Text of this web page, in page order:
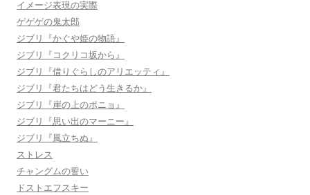
イメージ表現の実際
ゲゲゲの鬼太郎
ジブリ『かぐや姫の物語』
ジブリ『コクリコ坂から』
ジブリ『借りぐらしのアリエッティ』
ジブリ『君たちはどう生きるか』
ジブリ『崖の上のポニョ』
ジブリ『思い出のマーニー』
ジブリ『風立ちぬ』
ストレス
チャングムの誓い
ドストエフスキー